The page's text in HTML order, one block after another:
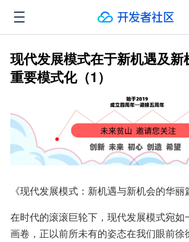
现代发展模式在于新机遇及新
重要模式化（1）
《现代发展模式：新机遇与新机会的华丽
在时代的滚滚巨轮下，现代发展模式宛如
画卷，正以前所未有的姿态在我们眼前徐